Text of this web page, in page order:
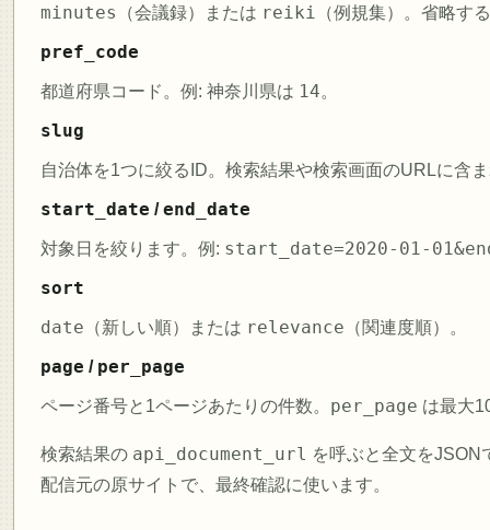
minutes
（会議録）または reiki （例規集）。省略す
pref_code
都道府県コード。例: 神奈川県は 14。
slug
自治体を1つに絞るID。検索結果や検索画面のURLに含
start_date /end_date
対象日を絞ります。例: start_date=2020-01-
sort
date （新しい順）または relevance （関連度順）。
page / per_page
ページ番号と1ページあたりの件数。 per_page は最大
検索結果の api_document_url を呼ぶと全文を
配信元の原サイトで、最終確認に使います。